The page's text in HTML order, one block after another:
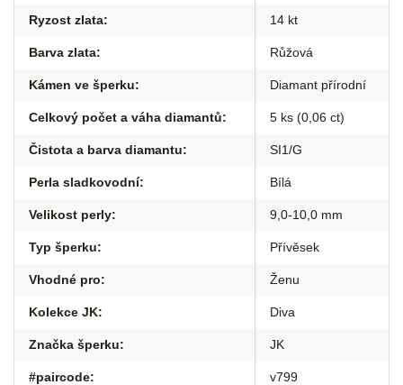
Ryzost zlata: 14 kt
Barva zlata: Růžová
Kámen ve šperku: Diamant přírodní
Celkový počet a váha diamantů: 5 ks (0,06 ct)
Čistota a barva diamantu: SI1/G
Perla sladkovodní: Bílá
Velikost perly: 9,0-10,0 mm
Typ šperku: Přívěsek
Vhodné pro: Ženu
Kolekce JK: Diva
Značka šperku: JK
#paircode: v799